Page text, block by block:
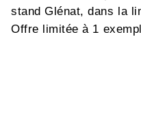
stand Glénat, dans la
Offre limitée à 1